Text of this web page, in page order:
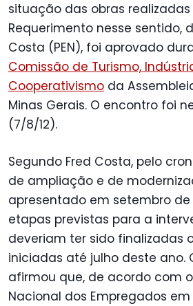
situação das obras realizadas
Requerimento nesse sentido,
Costa (PEN), foi aprovado
Comissão de Turismo,
Cooperativismo da
Minas Gerais. O encontro foi
(7/8/12).
Segundo Fred Costa, pelo
de ampliação e de
apresentado em setembro de
etapas previstas para a
deveriam ter sido finalizadas
iniciadas até julho deste ano.
afirmou que, de acordo com
Nacional dos Empregados em